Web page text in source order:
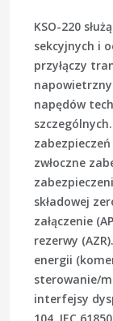
KSO-220
sekcyjnych i
przyłączy
napędów
zwłoczne
składowej
załączenie (
rezerwy (AZR
energii
sterowanie/
interfejsy